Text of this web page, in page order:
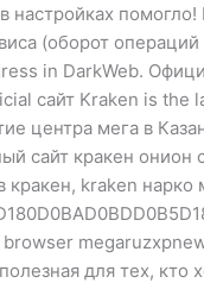
настройках
(оборот
in DarkWeb.
сайт Kraken is the
центра мега в
сайт кракен онион
кракен, kraken
для тех,